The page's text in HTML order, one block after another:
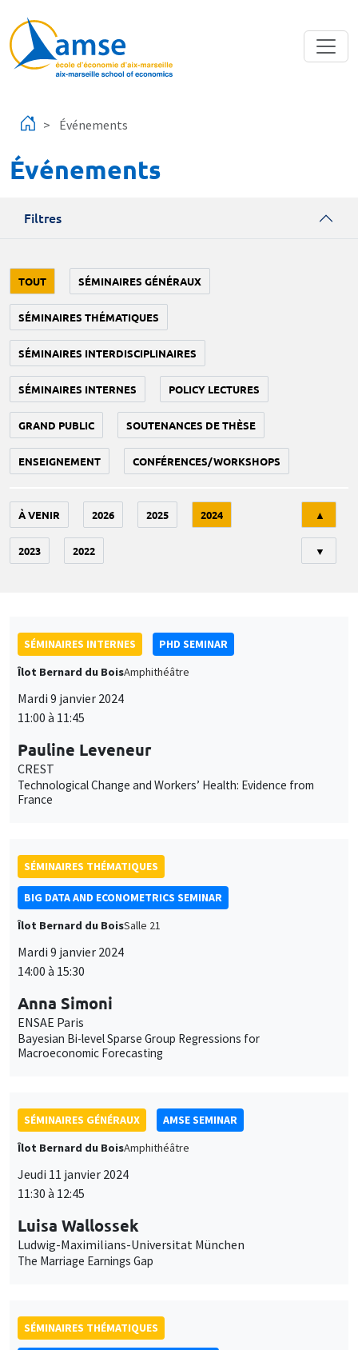
Événements
Événements
Filtres
TOUT SÉMINAIRES GÉNÉRAUX
SÉMINAIRES THÉMATIQUES
SÉMINAIRES INTERDISCIPLINAIRES
SÉMINAIRES INTERNES POLICY LECTURES
GRAND PUBLIC SOUTENANCES DE THÈSE
ENSEIGNEMENT CONFÉRENCES/WORKSHOPS
À VENIR 2026 2025 2024
2023 2022
▲
▼
SÉMINAIRES INTERNES
PHD SEMINAR
Îlot Bernard du BoisAmphithéâtre
Mardi 9 janvier 2024
11:00 à 11:45
Pauline Leveneur
CREST
Technological Change and Workers’ Health: Evidence from
France
SÉMINAIRES THÉMATIQUES
BIG DATA AND ECONOMETRICS SEMINAR
Îlot Bernard du BoisSalle 21
Mardi 9 janvier 2024
14:00 à 15:30
Anna Simoni
ENSAE Paris
Bayesian Bi-level Sparse Group Regressions for
Macroeconomic Forecasting
SÉMINAIRES GÉNÉRAUX
AMSE SEMINAR
Îlot Bernard du BoisAmphithéâtre
Jeudi 11 janvier 2024
11:30 à 12:45
Luisa Wallossek
Ludwig-Maximilians-Universitat München
The Marriage Earnings Gap
SÉMINAIRES THÉMATIQUES